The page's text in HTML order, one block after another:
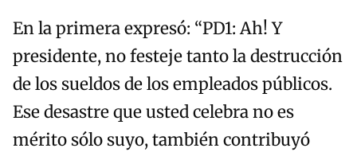
En la primera expresó: “PD1: Ah! Y
presidente, no festeje tanto la destrucción
de los sueldos de los empleados públicos.
Ese desastre que usted celebra no es
mérito sólo suyo, también contribuyó